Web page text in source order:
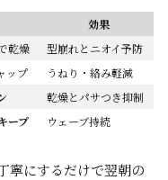
効果
乾燥
型崩れとニオイ予防
ップ
うねり・絡み軽減
乾燥とパサつき抑制
ープ ウェーブ持続
寧にするだけで翌朝の